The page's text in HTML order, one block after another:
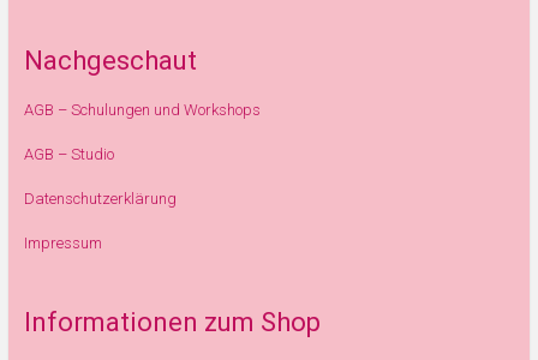
Nachgeschaut
AGB – Schulungen und Workshops
AGB – Studio
Datenschutzerklärung
Impressum
Informationen zum Shop